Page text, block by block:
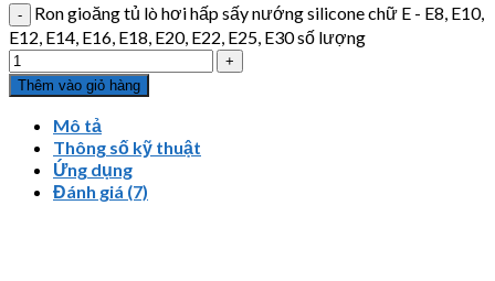
Ron gioăng tủ lò hơi hấp sấy nướng silicone chữ E - E8, E10,
E12, E14, E16, E18, E20, E22, E25, E30 số lượng
Thêm vào giỏ hàng
Mô tả
Thông số kỹ thuật
Ứng dụng
Đánh giá (7)